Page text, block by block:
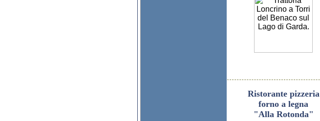
Ristorante pizzeria
forno a legna
"Alla Rotonda"